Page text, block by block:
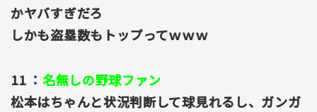
かヤバすぎだろ
しかも盗塁数もトップってｗｗｗ
11 ： 名無しの野球ファン
松本はちゃんと状況判断して球見れるし、ガンガ